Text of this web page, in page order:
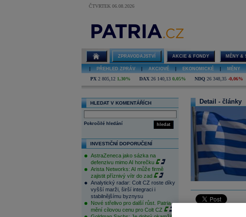
ČTVRTEK 06.08.2026
ZPRAVODAJSTVÍ AKCIE & FONDY MĚNY &
PŘEHLED ZPRÁV AKCIOVÉ EKONOMICKÉ MĚNY
PX 2 805,12 1,30% DAX 26 140,13 0,05% NDQ 26 348,35 -0,06%
HLEDAT V KOMENTÁŘÍCH
hledat
Pokročilé hledání
INVESTIČNÍ DOPORUČENÍ
AstraZeneca jako sázka na
defenzivu mimo AI horečku
Arista Networks: AI může firmě
zajistit příznivý vítr do zad
Analytický radar: Colt CZ roste díky
vyšší marži, širší integraci i
stabilnějšímu byznysu
Nové střelivo pro další růst. Patria
mění cílovou cenu pro Colt CZ
Detail - články